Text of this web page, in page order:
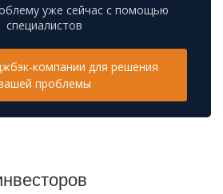
уже сейчас с помощью
специалистов
компании для решения
проблемы